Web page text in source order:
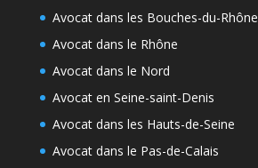
Avocat dans les Bouches-du-Rhône
Avocat dans le Rhône
Avocat dans le Nord
Avocat en Seine-saint-Denis
Avocat dans les Hauts-de-Seine
Avocat dans le Pas-de-Calais